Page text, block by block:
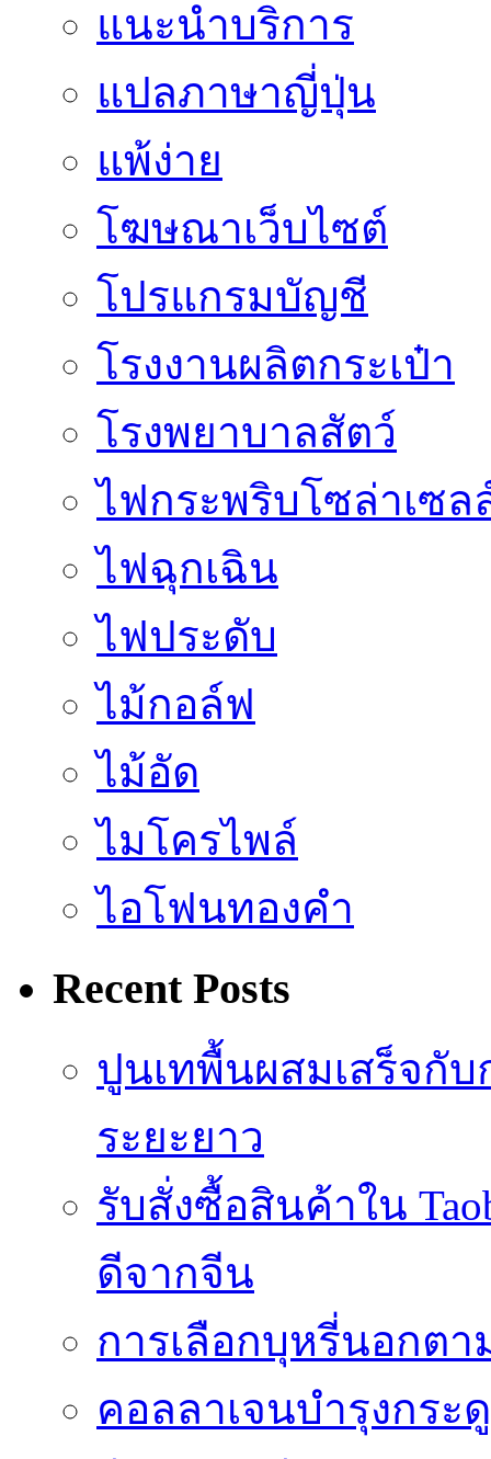
แนะนำบริการ
แปลภาษาญี่ปุ่น
แพ้ง่าย
โฆษณาเว็บไซต์
โปรแกรมบัญชี
โรงงานผลิตกระเป๋า
โรงพยาบาลสัตว์
ไฟกระพริบโซล่าเซล
ไฟฉุกเฉิน
ไฟประดับ
ไม้กอล์ฟ
ไม้อัด
ไมโครไพล์
ไอโฟนทองคำ
Recent Posts
ปูนเทพื้นผสมเสร็จกั
ระยะยาว
รับสั่งซื้อสินค้าใน
ดีจากจีน
การเลือกบุหรี่นอกต
คอลลาเจนบำรุงกระ